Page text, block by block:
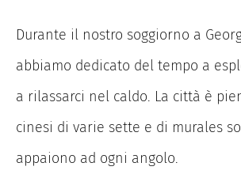
Durante il nostro soggiorno a
abbiamo dedicato del tempo a
a rilassarci nel caldo. La città è
cinesi di varie sette e di murales
appaiono ad ogni angolo.